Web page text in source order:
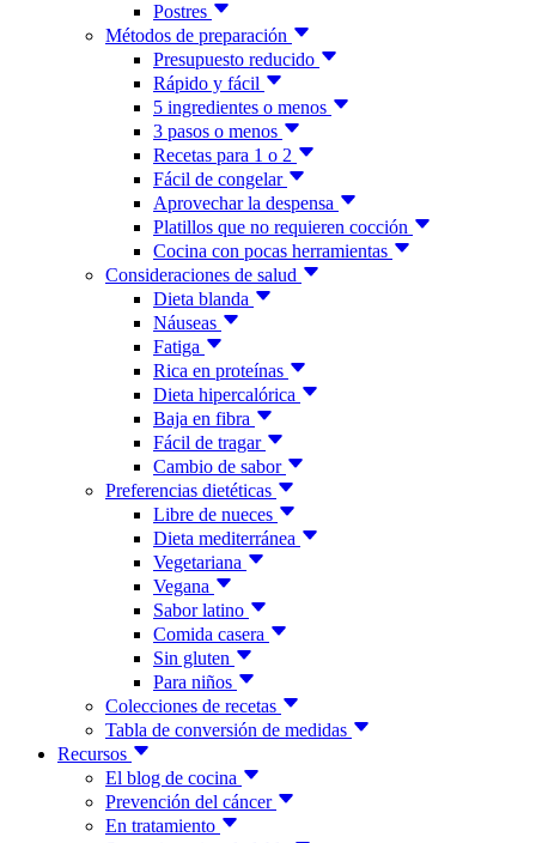
Postres
Métodos de preparación
Presupuesto reducido
Rápido y fácil
5 ingredientes o menos
3 pasos o menos
Recetas para 1 o 2
Fácil de congelar
Aprovechar la despensa
Platillos que no requieren cocción
Cocina con pocas herramientas
Consideraciones de salud
Dieta blanda
Náuseas
Fatiga
Rica en proteínas
Dieta hipercalórica
Baja en fibra
Fácil de tragar
Cambio de sabor
Preferencias dietéticas
Libre de nueces
Dieta mediterránea
Vegetariana
Vegana
Sabor latino
Comida casera
Sin gluten
Para niños
Colecciones de recetas
Tabla de conversión de medidas
Recursos
El blog de cocina
Prevención del cáncer
En tratamiento